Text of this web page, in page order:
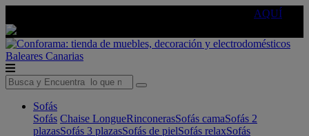
AQUÍ
Baleares Canarias
Sofás
Sofás Chaise LongueRinconerasSofás camaSofás 2
plazasSofás 3 plazasSofás de pielSofás relaxSofás